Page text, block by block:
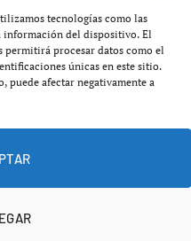
tecnologías como las
información del dispositivo. El
permitirá procesar datos como el
únicas en este sitio.
afectar negativamente a